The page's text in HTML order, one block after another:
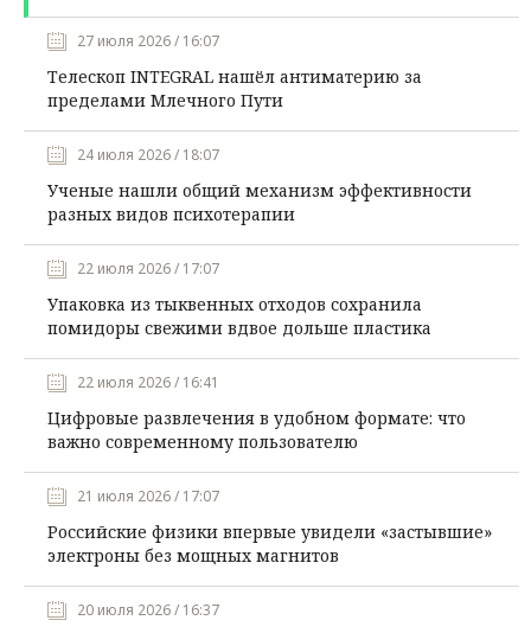
27 июля 2026 / 16:07
Телескоп INTEGRAL нашёл антиматерию за
пределами Млечного Пути
24 июля 2026 / 18:07
Ученые нашли общий механизм эффективности
разных видов психотерапии
22 июля 2026 / 17:07
Упаковка из тыквенных отходов сохранила
помидоры свежими вдвое дольше пластика
22 июля 2026 / 16:41
Цифровые развлечения в удобном формате: что
важно современному пользователю
21 июля 2026 / 17:07
Российские физики впервые увидели «застывшие»
электроны без мощных магнитов
20 июля 2026 / 16:37